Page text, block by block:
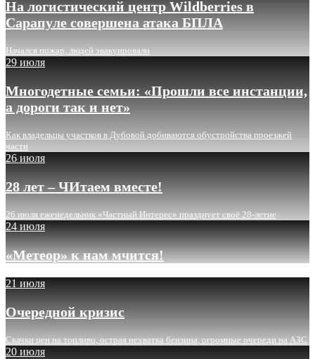
На логистический центр Wildberries в
Сарапуле совершена атака БПЛА
Начался пожар, людей эвакуировали
29 июля
Многодетные семьи: «Прошли все инстанции,
а дороги так и нет»
Как владельцы участков в Дубовой добиваются обустройства проезжей
части
26 июля
28 лет – ЧИтаем вместе!
26 июля еженедельник «Частный Интерес» празднует своё 28-летие
24 июля
«Метеор» к нам мчится!
21 июля
Очередной кризис
Скачки цен на топливо, острая нехватка бензина, огромные очереди на АЗС
20 июля